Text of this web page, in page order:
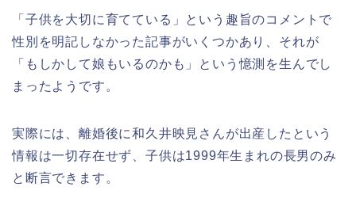
「子供を大切に育てている」という趣旨のコメントで
性別を明記しなかった記事がいくつかあり、それが
「もしかして娘もいるのかも」という憶測を生んでし
まったようです。
実際には、離婚後に和久井映見さんが出産したという
情報は一切存在せず、子供は1999年生まれの長男のみ
と断言できます。